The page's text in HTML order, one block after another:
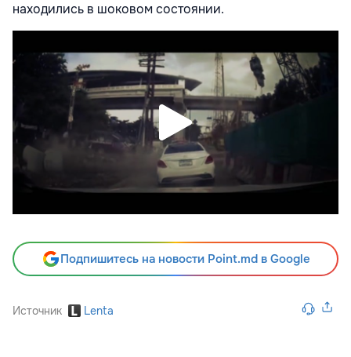
находились в шоковом состоянии.
Подпишитесь на новости Point.md в Google
Источник Lenta